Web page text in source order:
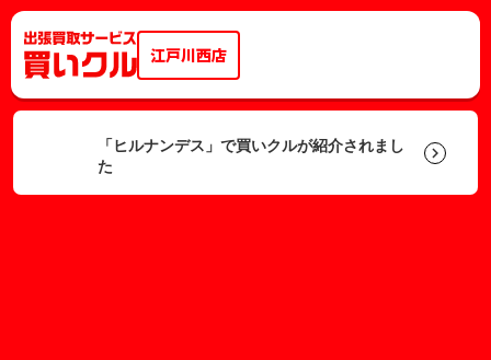
江戸川西店
「ヒルナンデス」で買いクルが紹介されまし
た
keyboard_arrow_right